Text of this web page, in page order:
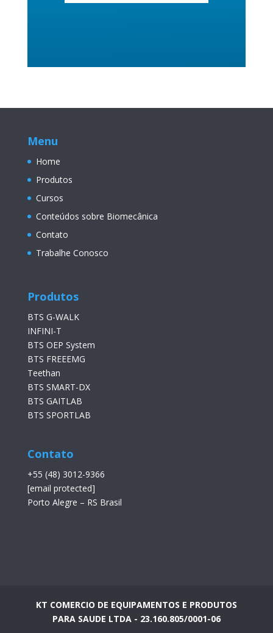
Menu
Home
Produtos
Cursos
Conteúdos sobre Biomecânica
Contato
Trabalhe Conosco
Produtos
BTS G-WALK
INFINI-T
BTS OEP System
BTS FREEEMG
Teethan
BTS SMART-DX
BTS GAITLAB
BTS SPORTLAB
Contato
+55 (48) 3012-9366
[email protected]
Porto Alegre – RS Brasil
KT COMERCIO DE EQUIPAMENTOS E PRODUTOS
PARA SAUDE LTDA - 23.160.805/0001-06